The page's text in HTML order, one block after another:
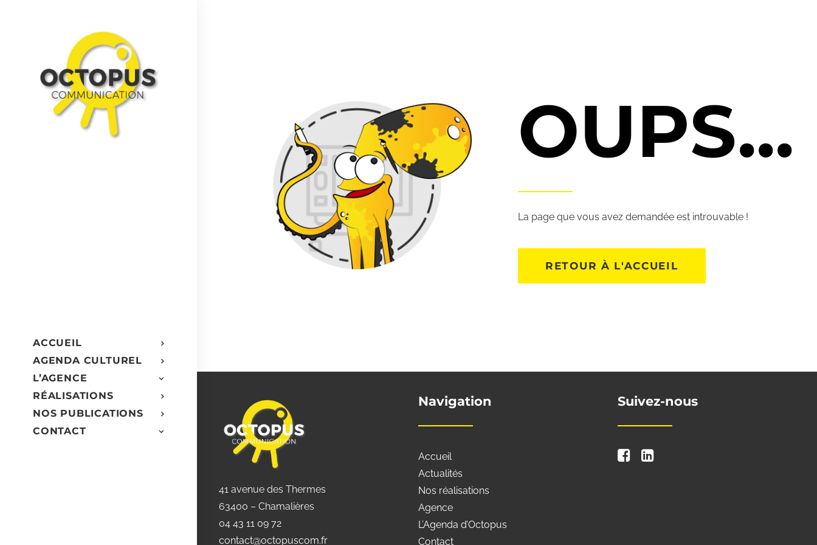
ACCUEIL
AGENDA CULTUREL
L’AGENCE
RÉALISATIONS
NOS PUBLICATIONS
CONTACT
OUPS...
La page que vous avez demandée est introuvable !
RETOUR À L'ACCUEIL
41 avenue des Thermes
63400 – Chamalières
04 43 11 09 72
contact@octopuscom.fr
Navigation
Accueil
Actualités
Nos réalisations
Agence
L’Agenda d’Octopus
Contact
Suivez-nous